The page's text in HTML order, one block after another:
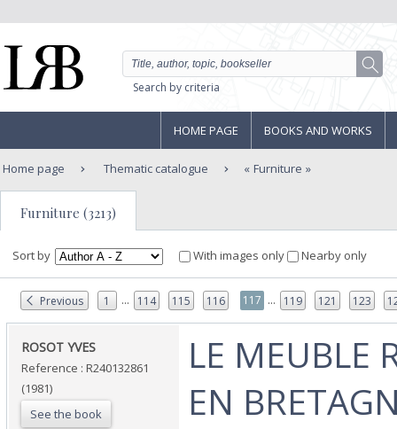
Search by criteria
HOME PAGE BOOKS AND WORKS
Home page Thematic catalogue Furniture
Furniture (3213)
Sort by With images only Nearby only
Previous 1 ... 114 115 116 117 ... 119 121 123
‎ROSOT YVES‎
Reference : R240132861
(1981)
See the book
‎LE MEUBLE
EN